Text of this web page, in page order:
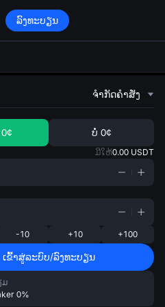
ລົງທະບຽນ
ຈໍາກັດຄໍາສັ່ງ
0¢ ບໍ່ 0¢
ມີໃຫ້0.00 USDT
-10 +10 +100
ເຂົ້າສູ່ລະບົບ/ລົງທະບຽນ
ມ
0%